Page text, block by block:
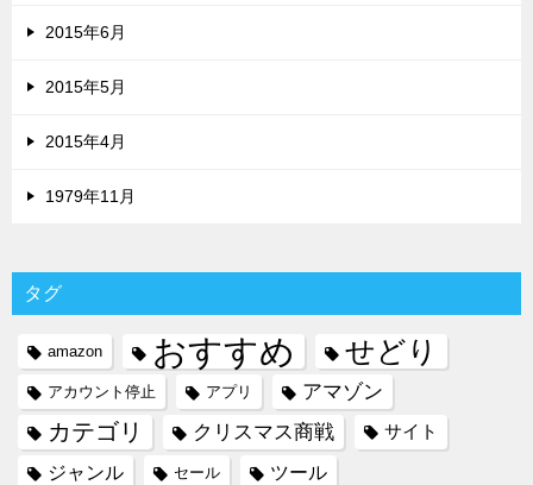
2015年6月
2015年5月
2015年4月
1979年11月
タグ
amazon おすすめ せどり
アカウント停止 アプリ アマゾン
カテゴリ クリスマス商戦 サイト
ジャンル セール ツール